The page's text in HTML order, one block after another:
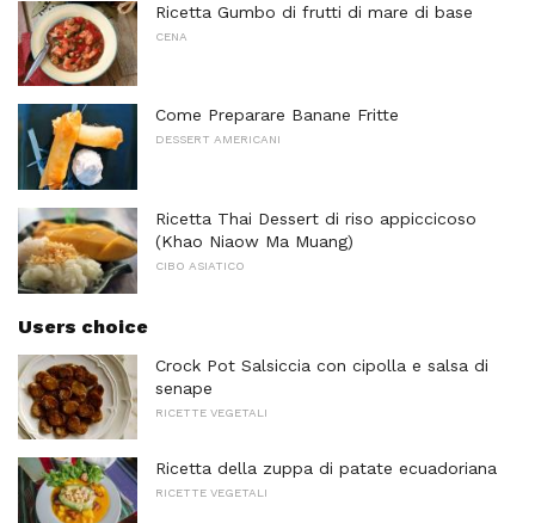
Ricetta Gumbo di frutti di mare di base
CENA
Come Preparare Banane Fritte
DESSERT AMERICANI
Ricetta Thai Dessert di riso appiccicoso
(Khao Niaow Ma Muang)
CIBO ASIATICO
Users choice
Crock Pot Salsiccia con cipolla e salsa di
senape
RICETTE VEGETALI
Ricetta della zuppa di patate ecuadoriana
RICETTE VEGETALI